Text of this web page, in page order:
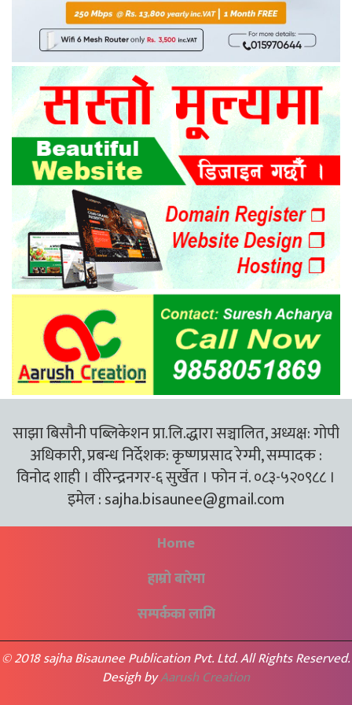
साझा बिसौनी पब्लिकेशन प्रा.लि.द्धारा सञ्चालित, अध्यक्ष: गोपी
अधिकारी, प्रबन्ध निर्देशक: कृष्णप्रसाद रेग्मी, सम्पादक :
विनोद शाही । वीरेन्द्रनगर-६ सुर्खेत । फोन नं. ०८३-५२०९८८ ।
इमेल :sajha.bisaunee@gmail.com
Home
हाम्रो बारेमा
सम्पर्कका लागि
© 2018 sajha Bisaunee Publication Pvt. Ltd. All Rights Reserved.
Desigh byAarush Creation